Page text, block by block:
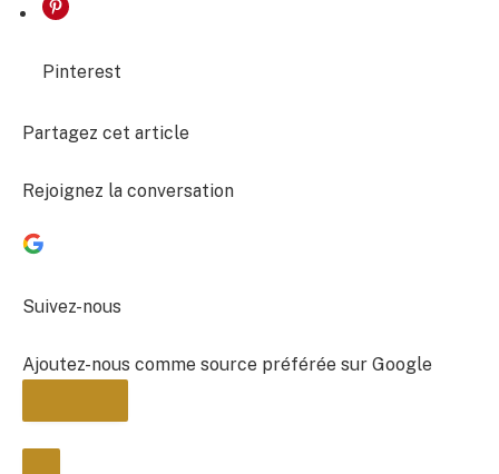
Pinterest
Partagez cet article
Rejoignez la conversation
Suivez-nous
Ajoutez-nous comme source préférée sur Google